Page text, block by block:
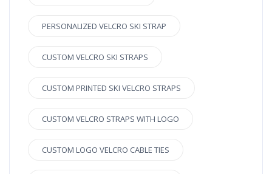
PERSONALIZED VELCRO SKI STRAP
CUSTOM VELCRO SKI STRAPS
CUSTOM PRINTED SKI VELCRO STRAPS
CUSTOM VELCRO STRAPS WITH LOGO
CUSTOM LOGO VELCRO CABLE TIES